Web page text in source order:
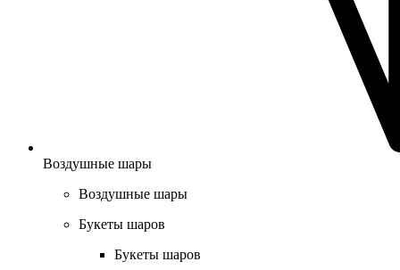
Воздушные шары
Воздушные шары
Букеты шаров
Букеты шаров